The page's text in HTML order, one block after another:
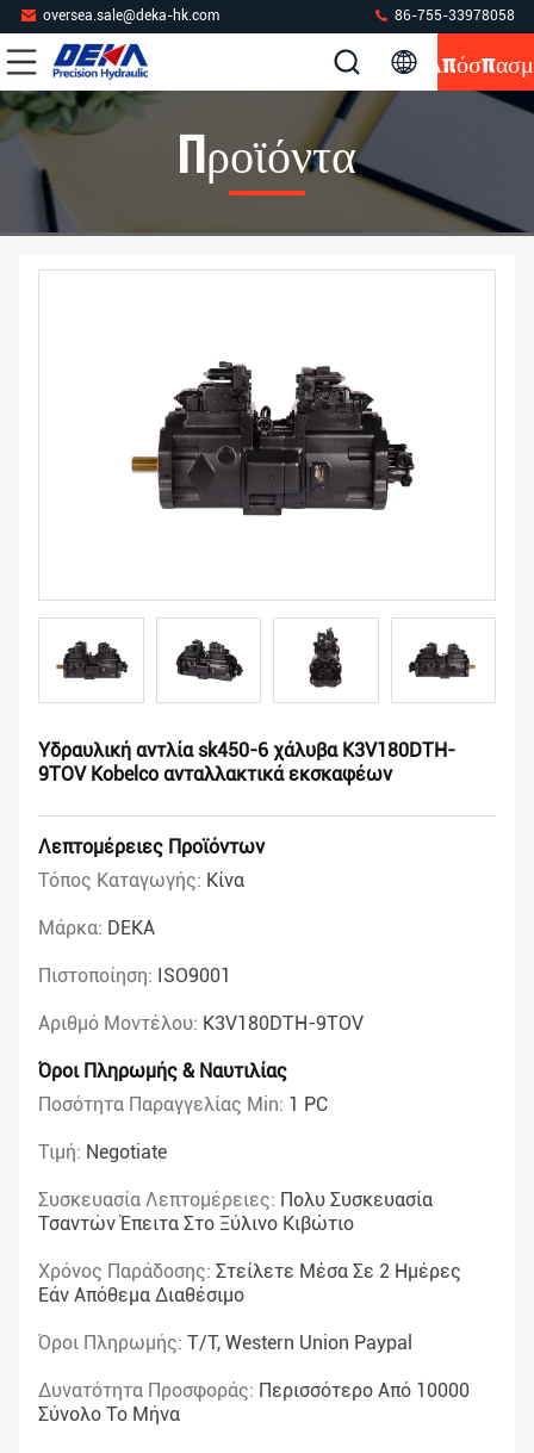
oversea.sale@deka-hk.com 86-755-33978058
Προϊόντα
Υδραυλική αντλία sk450-6 χάλυβα K3V180DTH-
9TOV Kobelco ανταλλακτικά εκσκαφέων
Λεπτομέρειες Προϊόντων
Τόπος Καταγωγής: Κίνα
Μάρκα: DEKA
Πιστοποίηση: ISO9001
Αριθμό Μοντέλου: K3V180DTH-9TOV
Όροι Πληρωμής & Ναυτιλίας
Ποσότητα Παραγγελίας Min: 1 PC
Τιμή: Negotiate
Συσκευασία Λεπτομέρειες: Πολυ Συσκευασία
Τσαντών Έπειτα Στο Ξύλινο Κιβώτιο
Χρόνος Παράδοσης: Στείλετε Μέσα Σε 2 Ημέρες
Εάν Απόθεμα Διαθέσιμο
Όροι Πληρωμής: T/T, Western Union Paypal
Δυνατότητα Προσφοράς: Περισσότερο Από 10000
Σύνολο Το Μήνα